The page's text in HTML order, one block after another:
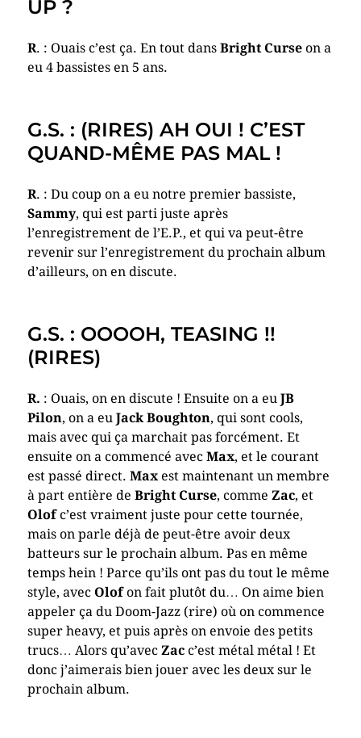
UP ?
R. : Ouais c’est ça. En tout dans Bright Curseon a
eu 4 bassistes en 5 ans.
G.S. : (RIRES) AH OUI ! C’EST
QUAND-MÊME PAS MAL !
R. : Du coup on a eu notre premier bassiste,
Sammy, qui est parti juste après
l’enregistrement de l’E.P., et qui va peut-être
revenir sur l’enregistrement du prochain album
d’ailleurs, on en discute.
G.S. : OOOOH, TEASING !!
(RIRES)
R. : Ouais, on en discute ! Ensuite on a eu JB
Pilon, on a eu Jack Boughton, qui sont cools,
mais avec qui ça marchait pas forcément. Et
ensuite on a commencé avec Max, et le courant
est passé direct. Maxest maintenant un membre
à part entière de Bright Curse, comme Zac, et
Olofc’est vraiment juste pour cette tournée,
mais on parle déjà de peut-être avoir deux
batteurs sur le prochain album. Pas en même
temps hein ! Parce qu’ils ont pas du tout le même
style, avec Olofon fait plutôt du… On aime bien
appeler ça du Doom-Jazz (rire) où on commence
super heavy, et puis après on envoie des petits
trucs… Alors qu’avec Zacc’est métal métal ! Et
donc j’aimerais bien jouer avec les deux sur le
prochain album.